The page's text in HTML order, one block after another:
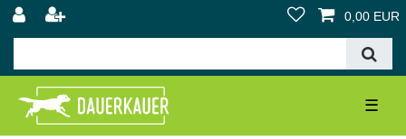
0,00 EUR
☰